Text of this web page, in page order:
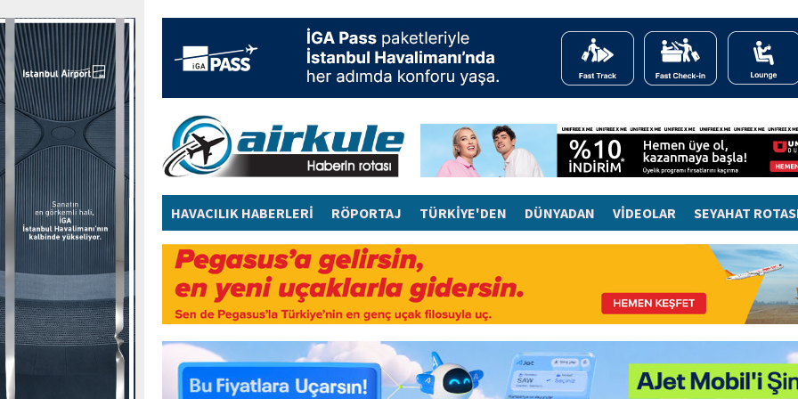
HAVACILIK HABERLERİ RÖPORTAJ TÜRKİYE'DEN DÜNYADAN VİDEOLAR SEYAHAT